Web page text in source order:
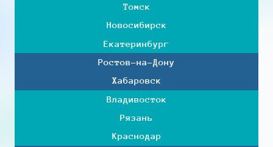
Томск
Новосибирск
Екатеринбург
Ростов-на-Дону
Хабаровск
Владивосток
Рязань
Краснодар